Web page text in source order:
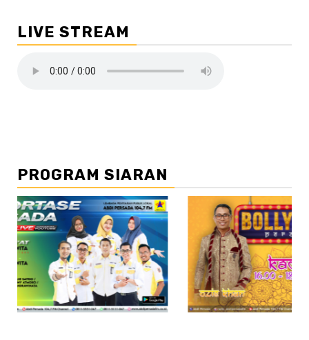
LIVE STREAM
PROGRAM SIARAN
//2